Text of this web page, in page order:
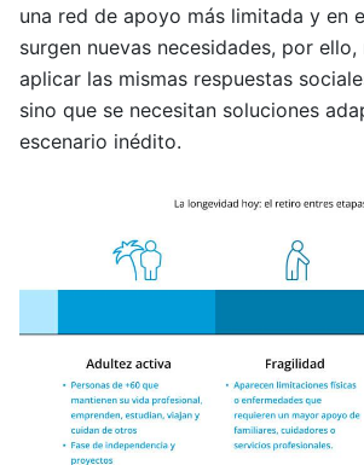
una red de apoyo más limitada y en
surgen nuevas necesidades, por
aplicar las mismas respuestas
sino que se necesitan soluciones
escenario inédito.